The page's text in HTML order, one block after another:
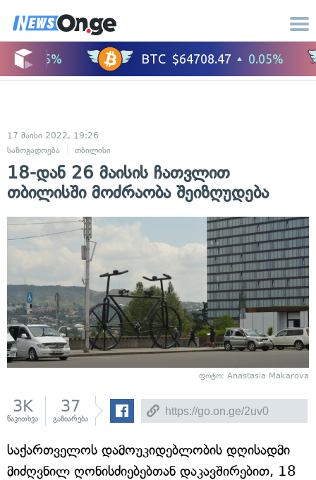
17 მაისი 2022, 19:26
საზოგადოება
თბილისი
18-დან 26 მაისის ჩათვლით
თბილისში მოძრაობა შეიზღუდება
ფოტო: Anastasia Makarova
3K
წაკითხვა
37
გაზიარება
საქართველოს დამოუკიდებლობის დღისადმი
მიძღვნილ ღონისძიებებთან დაკავშირებით, 18